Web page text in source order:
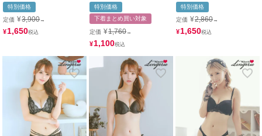
ー ブラジャー ショーツ シンプ
ル シームレス ワイヤーカップ
2点セット
特別価格
定価 ¥3,900→
¥1,650
ー フラワーレースチュールベ
ールバックルブラジャー＆ショ
ーツ2点セット
特別価格
下着まとめ買い対象
定価 ¥1,760→
¥1,100
ー グラデーション 刺繍 ブラッ
クレース バストクロス 脇高 ワ
イヤー ブラジャー ショーツ 2
点セット
特別価格
定価 ¥2,860→
¥1,650